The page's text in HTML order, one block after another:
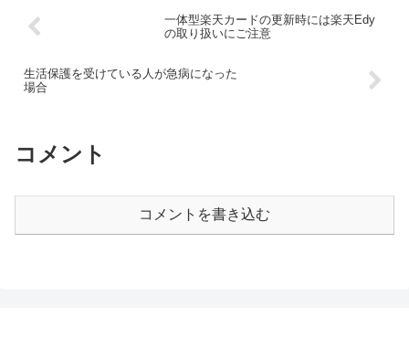
一体型楽天カードの更新時には楽天Edy
の取り扱いにご注意
生活保護を受けている人が急病になった
場合
コメント
コメントを書き込む